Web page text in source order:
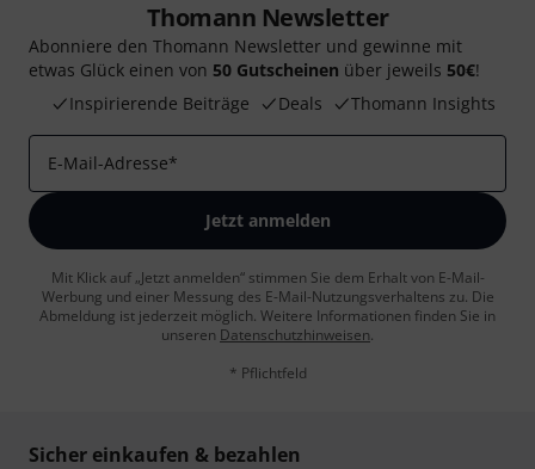
Thomann Newsletter
Abonniere den Thomann Newsletter und gewinne mit
etwas Glück einen von 50 Gutscheinen über jeweils 50€!
Inspirierende Beiträge
Deals Thomann Insights
E-Mail-Adresse*
Jetzt anmelden
Mit Klick auf „Jetzt anmelden“ stimmen Sie dem Erhalt von E-Mail-
Werbung und einer Messung des E-Mail-Nutzungsverhaltens zu. Die
Abmeldung ist jederzeit möglich. Weitere Informationen finden Sie in
unseren Datenschutzhinweisen.
* Pflichtfeld
Sicher einkaufen & bezahlen